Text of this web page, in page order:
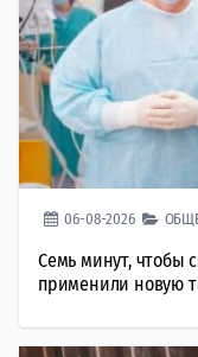
06-08-2026
Семь минут, чтобы
применили новую